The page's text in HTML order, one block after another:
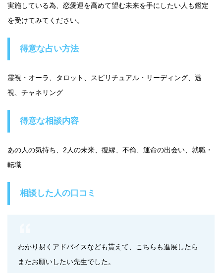
実施している為、恋愛運を高めて望む未来を手にしたい人も鑑定
を受けてみてください。
得意な占い方法
霊視・オーラ、タロット、スピリチュアル・リーディング、透
視、チャネリング
得意な相談内容
あの人の気持ち、2人の未来、復縁、不倫、運命の出会い、就職・
転職
相談した人の口コミ
わかり易くアドバイスなども貰えて、こちらも進展したら
またお願いしたい先生でした。